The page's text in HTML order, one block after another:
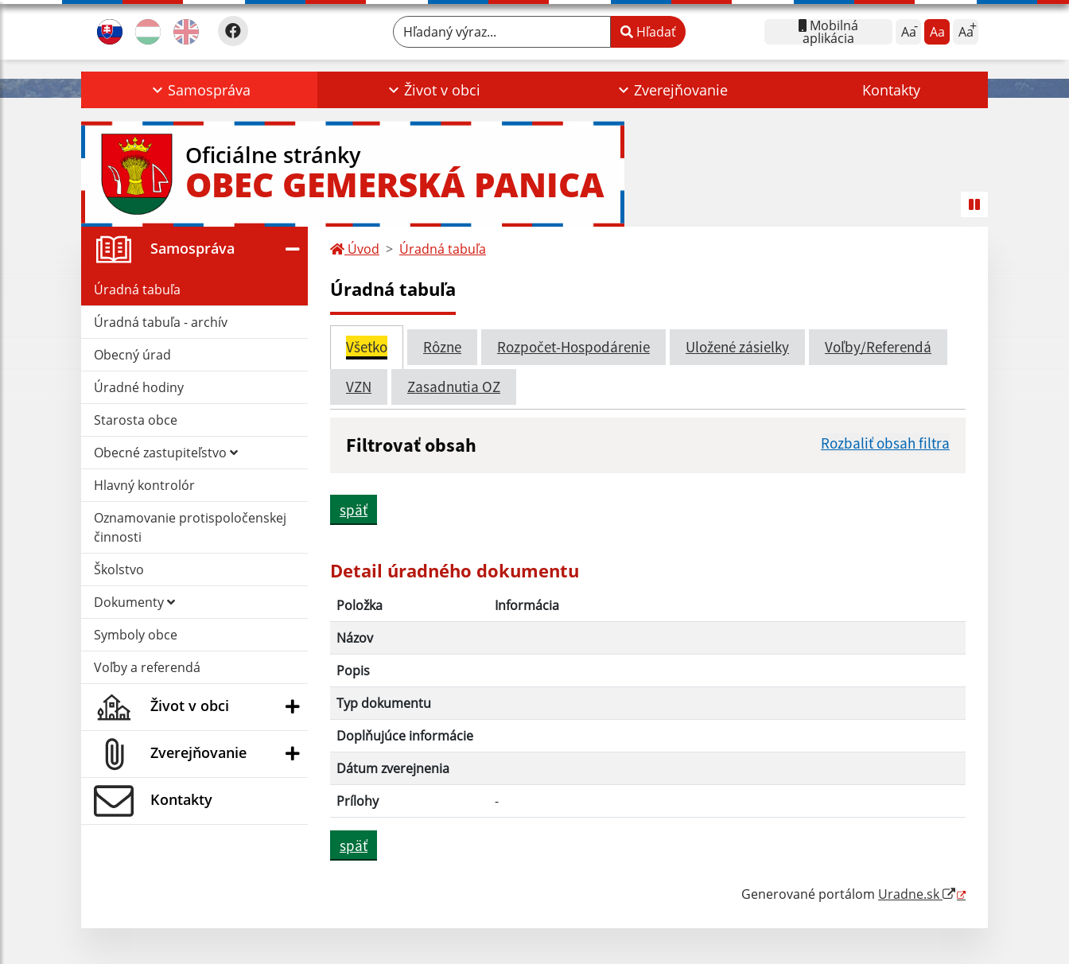
Mobilná
aplikácia Aa Aa Aa
Hľadaný výraz... Hľadať
Samospráva Život v obci Zverejňovanie Kontakty
Oficiálne stránky
OBEC GEMERSKÁ PANICA
Samospráva
Úradná tabuľa
Úradná tabuľa - archív
Obecný úrad
Úradné hodiny
Starosta obce
Obecné zastupiteľstvo
Hlavný kontrolór
Oznamovanie protispoločenskej
činnosti
Školstvo
Dokumenty
Symboly obce
Voľby a referendá
Život v obci
Zverejňovanie
Kontakty
Úvod Úradná tabuľa
Úradná tabuľa
Všetko Rôzne Rozpočet-Hospodárenie Uložené zásielky Voľby/Referendá
VZN Zasadnutia OZ
Filtrovať obsah Rozbaliť obsah filtra
Filtrovať Reset
späť
Detail úradného dokumentu
Položka
Informácia
Názov
Popis
Typ dokumentu
Doplňujúce informácie
Dátum zverejnenia
Prílohy
-
späť
Generované portálom Uradne.sk